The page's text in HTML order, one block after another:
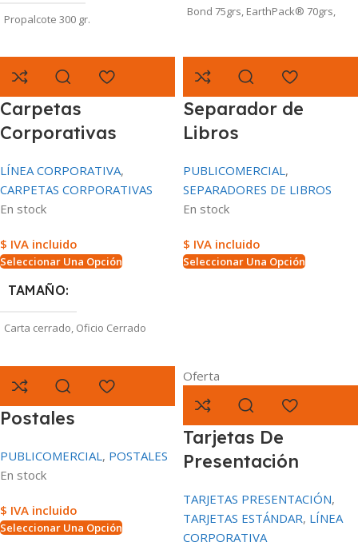
Propalcote 300 gr.
TIPO DE IMPRESIÓN
Por dos caras / 4x4Tintas
PLASTIFICADO
Plastificado Brillante
Mate
Bond 75grs, EarthPack® 70grs,
TIPO DE IMPRESIÓN
Por dos caras / 4x4Tintas
cara / 4×0 Tintas
TAMAÑO
carta (14×21.5 cms)
cms)
Carpetas
Corporativas
LÍNEA CORPORATIVA,
CARPETAS CORPORATIVAS
En stock
$ IVA incluido
Seleccionar Una Opción
TAMAÑO
Carta cerrado, Oficio Cerrado
MATERIAL
Propalcote 300 gr.
TIPO DE IMPRESIÓN
cara / 4×0 Tintas
Separador de
Libros
PUBLICOMERCIAL,
SEPARADORES DE LIBROS
En stock
$ IVA incluido
Seleccionar Una Opción
Postales
PUBLICOMERCIAL , POSTALES
En stock
$ IVA incluido
Seleccionar Una Opción
Oferta
Tarjetas De
Presentación
TARJETAS PRESENTACIÓN,
TARJETAS ESTÁNDAR, LÍNEA
CORPORATIVA